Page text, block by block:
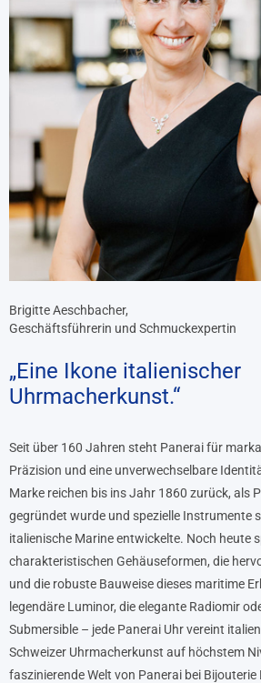
Brigitte Aeschbacher,
Geschäftsführerin und Schmuckexpertin
„Eine Ikone italienischer
Uhrmacherkunst.“
Seit über 160 Jahren steht Panerai für
Präzision und eine unverwechselbare
Marke reichen bis ins Jahr 1860 zurück, als
gegründet wurde und spezielle Instrumente
italienische Marine entwickelte. Noch heute
charakteristischen Gehäuseformen, die
und die robuste Bauweise dieses maritime
legendäre Luminor, die elegante Radiomir
Submersible – jede Panerai Uhr vereint
Schweizer Uhrmacherkunst auf höchstem
faszinierende Welt von Panerai bei Bijouterie